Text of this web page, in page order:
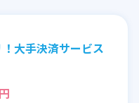
大手決済サービス